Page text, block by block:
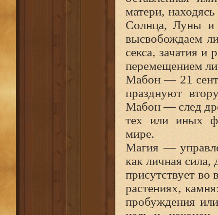
матери,
Солнца, Луны и
высвобождаем
секса, зачатия и
перемещением
Мабон — 21
празднуют
Мабон — след
тех или иных
мире.
Магия —
как личная
присутствует
растениях,
пробуждения